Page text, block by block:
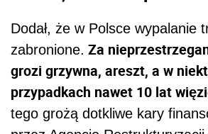
Dodał, że w Polsce wypalanie
zabronione. Za
grozi grzywna, areszt, a w
przypadkach nawet 10 lat
tego grożą dotkliwe kary